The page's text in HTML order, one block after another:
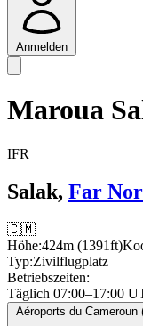
Anmelden
Maroua
IFR
Salak, Far
🇨🇲
Höhe:424m (1391ft)
Typ:Zivilflugplatz
Betriebszeiten:
Täglich 07:00–17:00
Aéroports du Cameroun